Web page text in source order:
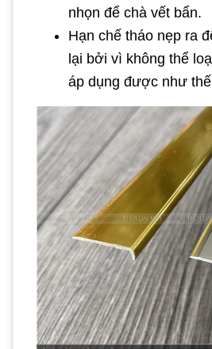
nhọn để chà vết bẩn.
Hạn chế tháo nẹp ra
lại bởi vì không thể
áp dụng được như